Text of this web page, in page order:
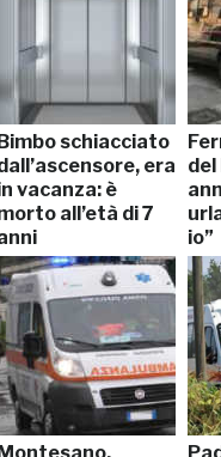
schiacciato
era
vacanza: è
all’età di 7
del
io”